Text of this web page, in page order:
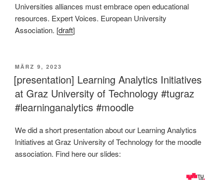
Universities alliances must embrace open educational
resources. Expert Voices. European University
Association. [draft]
VERÖFFENTLICHT
AM
MÄRZ 9, 2023
[presentation] Learning Analytics Initiatives
at Graz University of Technology #tugraz
#learninganalytics #moodle
We did a short presentation about our Learning Analytics
Initiatives at Graz University of Technology for the moodle
association. Find here our slides: